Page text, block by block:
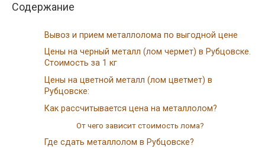
Содержание
Вывоз и прием металлолома по выгодной цене
Цены на черный металл (лом чермет) в Рубцовске.
Стоимость за 1 кг
Цены на цветной металл (лом цветмет) в
Рубцовске:
Как рассчитывается цена на металлолом?
От чего зависит стоимость лома?
Где сдать металлолом в Рубцовске?